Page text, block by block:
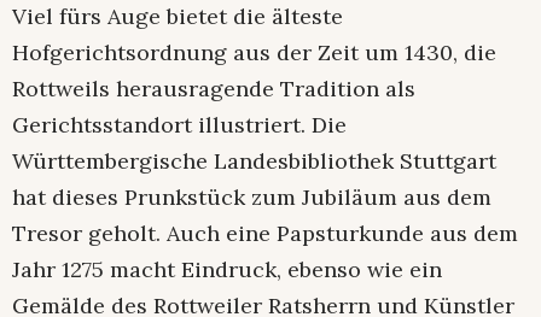
Viel fürs Auge bietet die älteste
Hofgerichtsordnung aus der Zeit um 1430, die
Rottweils herausragende Tradition als
Gerichtsstandort illustriert. Die
Württembergische Landesbibliothek Stuttgart
hat dieses Prunkstück zum Jubiläum aus dem
Tresor geholt. Auch eine Papsturkunde aus dem
Jahr 1275 macht Eindruck, ebenso wie ein
Gemälde des Rottweiler Ratsherrn und Künstler